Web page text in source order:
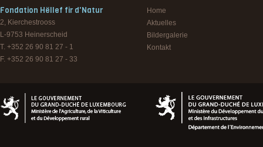
Fondation Hëllef fir d'Natur
2, Kierchestrooss
L-9753 Heinerscheid
T. +352 26 90 81 27 - 1
F. +352 26 90 81 27 - 33
Home
Aktuelles
Bildergalerie
Kontakt